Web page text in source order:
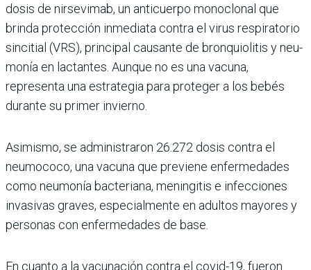
dosis de nirsevimab, un anticuerpo monoclonal que
brinda protección inmediata contra el virus respiratorio
sincitial (VRS), principal cau­sante de bronquiolitis y neu­
monía en lactantes. Aunque no es una vacuna,
representa una estrategia para proteger a los bebés
durante su primer invierno.
Asimismo, se administra­ron 26.272 dosis contra el
neumococo, una vacuna que previene enfermedades
como neumonía bacteriana, menin­gitis e infecciones
invasivas graves, especialmente en adultos mayores y
personas con enfermedades de base.
En cuanto a la vacunación contra el covid-19, fueron